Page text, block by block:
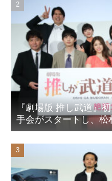
『劇場版 推し武道』
手会がスタートし、松
ピール！？